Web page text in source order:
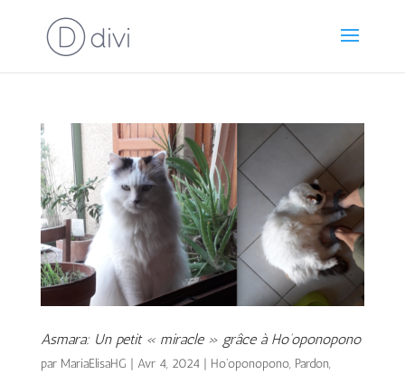
Asmara: Un petit « miracle » grâce à Ho’oponopono
par MariaElisaHG | Avr 4, 2024| Ho'oponopono, Pardon,